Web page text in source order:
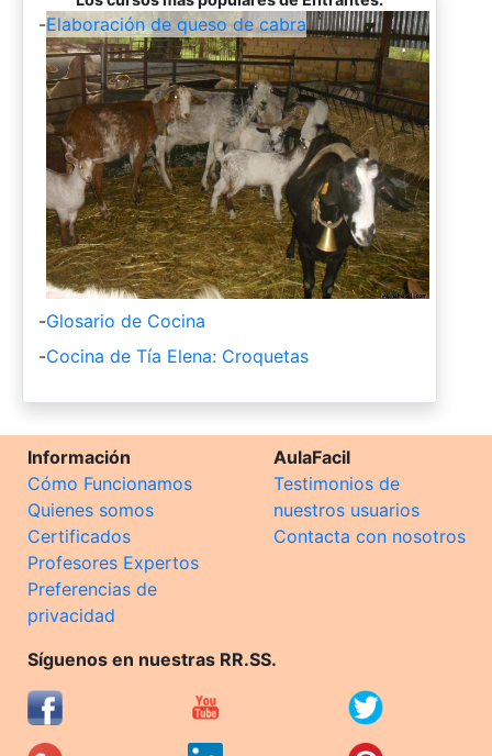
-Elaboración de queso de cabra
-Glosario de Cocina
-Cocina de Tía Elena: Croquetas
Información
Cómo Funcionamos
Quienes somos
Certificados
Profesores Expertos
Preferencias de
privacidad
AulaFacil
Testimonios de
nuestros usuarios
Contacta con nosotros
Síguenos en nuestras RR.SS.